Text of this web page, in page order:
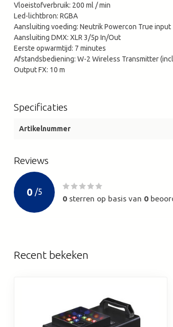
Vloeistofverbruik: 200 ml / min
Led-lichtbron: RGBA
Aansluiting voeding: Neutrik Powercon True input
Aansluiting DMX: XLR 3/5p In/Out
Eerste opwarmtijd: 7 minutes
Afstandsbediening: W-2 Wireless Transmitter
Output FX: 10 m
Specificaties
Artikelnummer
Reviews
0 /5
0 sterren op basis van 0
Recent bekeken